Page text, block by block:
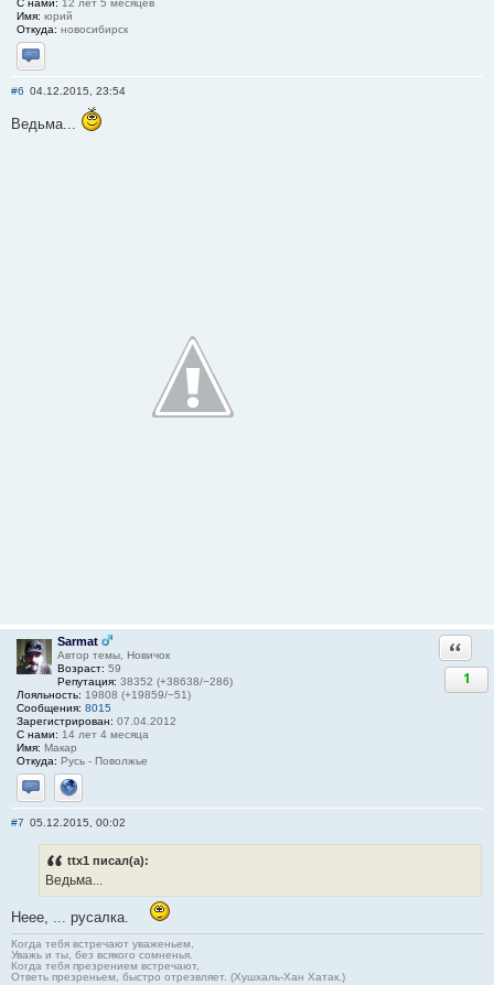
Имя: юрий
Откуда: новосибирск
Отправить личное сообщение
#6 04.12.2015, 23:54
Ведьма...
Sarmat
Автор темы, Новичок
Возраст: 59
Репутация: 38352 (+38638/−286)
Лояльность: 19808 (+19859/−51)
Сообщения: 8015
Зарегистрирован: 07.04.2012
С нами: 14 лет 4 месяца
Имя: Макар
Откуда: Русь - Поволжье
Отправить личное сообщение
Сайт
1
#7 05.12.2015, 00:02
ttx1 писал(а):
Ведьма...
Неее, ... русалка.
Когда тебя встречают уваженьем,
Уважь и ты, без всякого сомненья.
Когда тебя презрением встречают,
Ответь презреньем, быстро отрезвляет. (Хушхаль-Хан Хатак.)